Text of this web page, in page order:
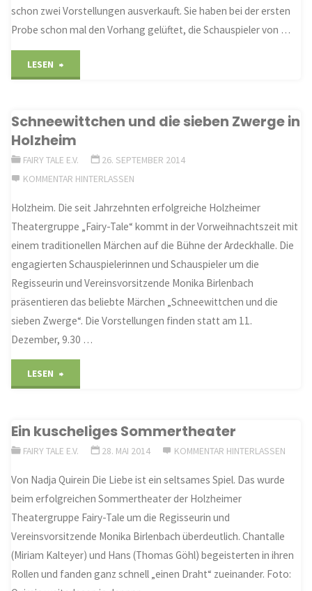
schon zwei Vorstellungen ausverkauft. Sie haben bei der ersten
Probe schon mal den Vorhang gelüftet, die Schauspieler von …
LESEN
Schneewittchen und die sieben Zwerge in
Holzheim
FAIRY TALE E.V.
26. SEPTEMBER 2014
KOMMENTAR HINTERLASSEN
Holzheim. Die seit Jahrzehnten erfolgreiche Holzheimer
Theatergruppe „Fairy-Tale“ kommt in der Vorweihnachtszeit mit
einem traditionellen Märchen auf die Bühne der Ardeckhalle. Die
engagierten Schauspielerinnen und Schauspieler um die
Regisseurin und Vereinsvorsitzende Monika Birlenbach
präsentieren das beliebte Märchen „Schneewittchen und die
sieben Zwerge“. Die Vorstellungen finden statt am 11.
Dezember, 9.30 …
LESEN
die
in
Holzheim"
Ein kuscheliges Sommertheater
FAIRY TALE E.V. 28. MAI 2014 KOMMENTAR HINTERLASSEN
Von Nadja Quirein Die Liebe ist ein seltsames Spiel. Das wurde
beim erfolgreichen Sommertheater der Holzheimer
Theatergruppe Fairy-Tale um die Regisseurin und
Vereinsvorsitzende Monika Birlenbach überdeutlich. Chantalle
(Miriam Kalteyer) und Hans (Thomas Göhl) begeisterten in ihren
Rollen und fanden ganz schnell „einen Draht“ zueinander. Foto: